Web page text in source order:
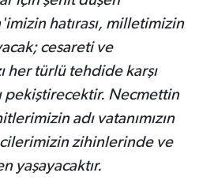
hatırası, milletimizin
cesareti ve
her türlü tehdide karşı
pekiştirecektir. Necmettin
adı vatanımızın
zihinlerinde ve
yaşayacaktır.